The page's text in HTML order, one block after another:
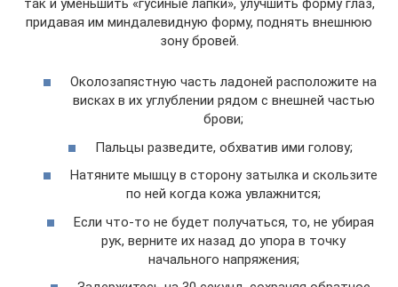
так и уменьшить «гусиные лапки», улучшить форму глаз,
придавая им миндалевидную форму, поднять внешнюю
зону бровей.
Околозапястную часть ладоней расположите на
висках в их углублении рядом с внешней частью
брови;
Пальцы разведите, обхватив ими голову;
Натяните мышцу в сторону затылка и скользите
по ней когда кожа увлажнится;
Если что-то не будет получаться, то, не убирая
рук, верните их назад до упора в точку
начального напряжения;